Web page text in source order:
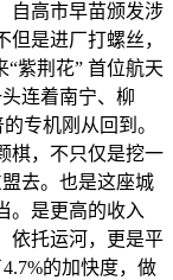
自高市早苗颁发涉
是进厂打螺丝，
“紫荆花” 首位航天
连着南宁、柳
专机刚从回到。
棋，不只仅是挖一
去。也是这座城
。是更高的收入
托运河，更是平
的加快度，做